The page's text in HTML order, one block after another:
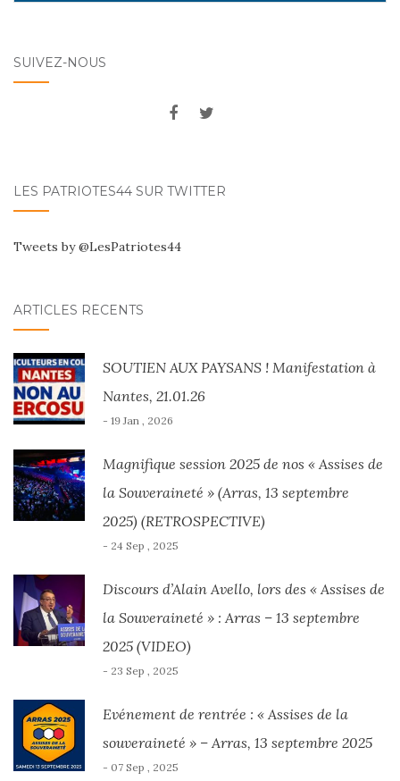
SUIVEZ-NOUS
LES PATRIOTES44 SUR TWITTER
Tweets by @LesPatriotes44
ARTICLES RÉCENTS
SOUTIEN AUX PAYSANS ! Manifestation à
Nantes, 21.01.26
- 19 Jan , 2026
Magnifique session 2025 de nos « Assises de
la Souveraineté » (Arras, 13 septembre
2025) (RETROSPECTIVE)
- 24 Sep , 2025
Discours d’Alain Avello, lors des « Assises de
la Souveraineté » : Arras – 13 septembre
2025 (VIDEO)
- 23 Sep , 2025
Evénement de rentrée : « Assises de la
souveraineté » – Arras, 13 septembre 2025
- 07 Sep , 2025